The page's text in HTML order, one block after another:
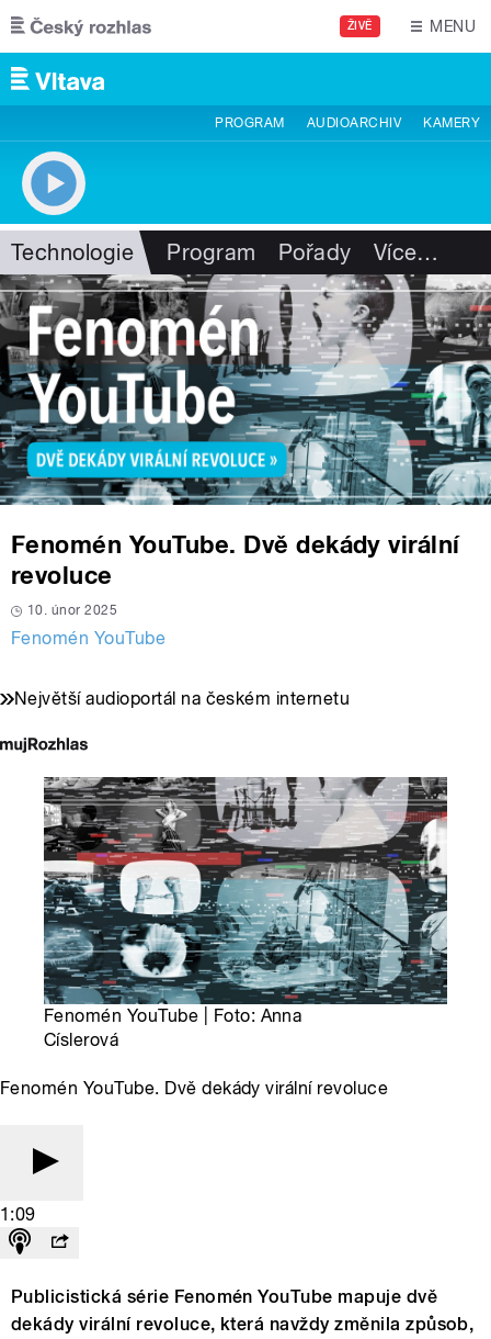
Přejít k hlavnímu obsahu
ŽIVĚ MENU
PROGRAM AUDIOARCHIV KAMERY
Technologie Program Pořady Více…
Fenomén YouTube. Dvě dekády virální
revoluce
10. únor 2025
Fenomén YouTube
Největší audioportál na českém internetu
Fenomén YouTube | Foto: Anna
Císlerová
Fenomén YouTube. Dvě dekády virální revoluce
1:09
Publicistická série Fenomén YouTube mapuje dvě
dekády virální revoluce, která navždy změnila způsob,